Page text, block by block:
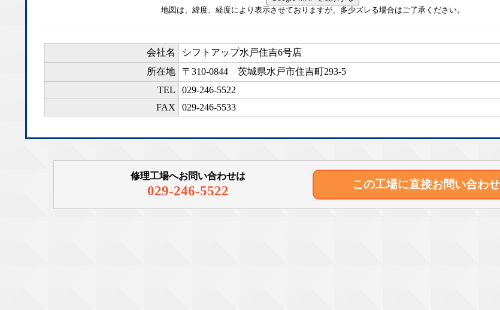
地図は、緯度、経度により表示させておりますが、多少ズレる場合はご了承ください。
会社名
シフトアップ水戸住吉6号店
所在地
〒310-0844 茨城県水戸市住吉町293-5
TEL
029-246-5522
FAX
029-246-5533
修理工場へお問い合わせは
029-246-5522 この工場に直接お問い合わ